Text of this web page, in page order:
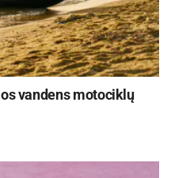
vandens motociklų